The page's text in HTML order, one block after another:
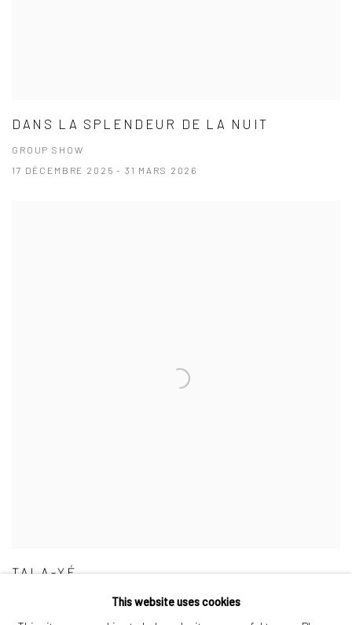
DANS LA SPLENDEUR DE LA NUIT
GROUP SHOW
17 DÉCEMBRE 2025 - 31 MARS 2026
TALA-YÉ
This website uses cookies